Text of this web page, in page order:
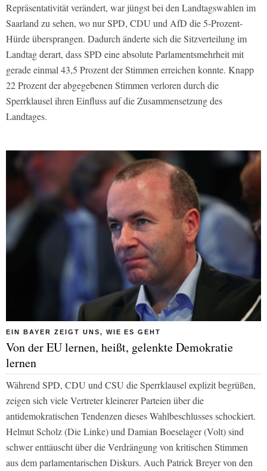
Repräsentativität verändert, war jüngst bei den Landtagswahlen im
Saarland zu sehen, wo nur SPD, CDU und AfD die 5-Prozent-
Hürde übersprangen. Dadurch änderte sich die Sitzverteilung im
Landtag derart, dass SPD eine absolute Parlamentsmehrheit mit
gerade einmal 43,5 Prozent der Stimmen erreichen konnte. Knapp
22 Prozent der abgegebenen Stimmen verloren durch die
Sperrklausel ihren Einfluss auf die Zusammensetzung des
Landtages.
EIN BAYER ZEIGT UNS, WIE ES GEHT
Von der EU lernen, heißt, gelenkte Demokratie
lernen
Während SPD, CDU und CSU die Sperrklausel explizit begrüßen,
zeigen sich viele Vertreter kleinerer Parteien über die
antidemokratischen Tendenzen dieses Wahlbeschlusses schockiert.
Helmut Scholz (Die Linke) und Damian Boeselager (Volt) sind
schwer enttäuscht über die Verdrängung von kritischen Stimmen
aus dem parlamentarischen Diskurs. Auch Patrick Breyer von den